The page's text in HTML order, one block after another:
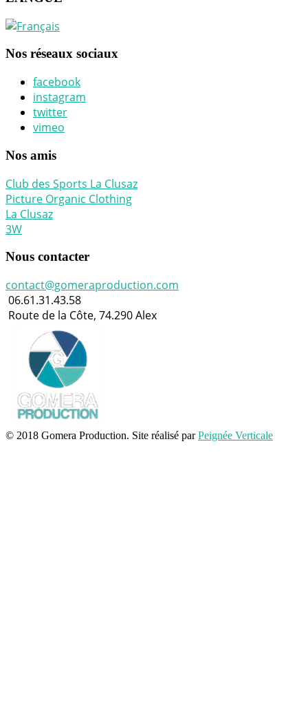
Nos réseaux sociaux
facebook
instagram
twitter
vimeo
Nos amis
Club des Sports La Clusaz
Picture Organic Clothing
La Clusaz
3W
Nous contacter
contact@gomeraproduction.com
06.61.31.43.58
Route de la Côte, 74.290 Alex
© 2018 Gomera Production. Site réalisé parPeignée Verticale